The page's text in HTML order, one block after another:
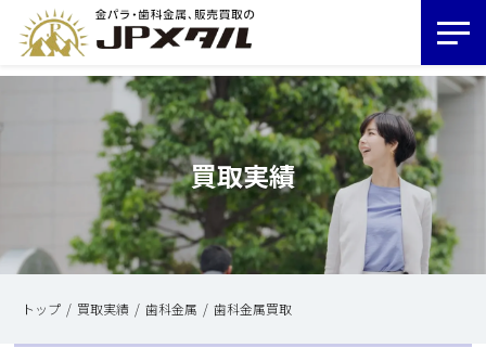
買取実績
トップ 買取実績 歯科金属 歯科金属買取